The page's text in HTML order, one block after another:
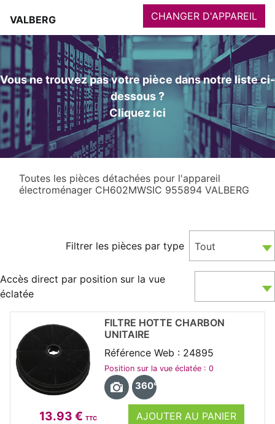
VALBERG CHANGER D'APPAREIL
Vous ne trouvez pas votre pièce dans notre liste ci-
dessous ?
Cliquez ici
Toutes les pièces détachées pour l'appareil
électroménager CH602MWSIC 955894 VALBERG
Filtrer les pièces par type Tout
Accès direct par position sur la vue
éclatée
13.93 € TTC
AJOUTER AU PANIER
FILTRE HOTTE CHARBON
UNITAIRE
Référence Web : 24895
Position sur la vue éclatée : 0
360°